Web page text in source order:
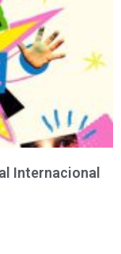
Internacional